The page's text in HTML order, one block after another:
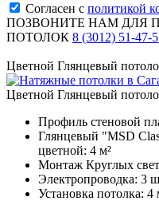
Согласен с политикой
ПОЗВОНИТЕ НАМ ДЛЯ
ПОТОЛОК 8 (3012) 51-47-
Цветной Глянцевый
Цветной Глянцевый
Профиль стеновой
Глянцевый "MSD
цветной: 4 м²
Монтаж Круглых
Электропроводка: 3
Установка потолка: 4